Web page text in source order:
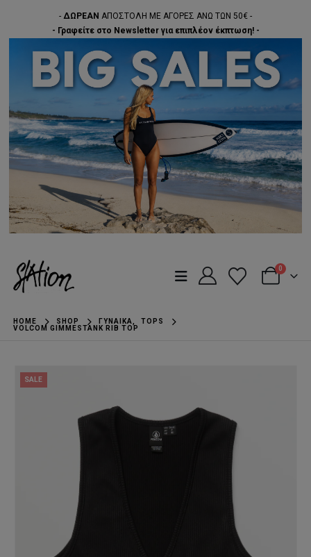
- ΔΩΡΕΑΝ ΑΠΟΣΤΟΛΗ ΜΕ ΑΓΟΡΕΣ ΑΝΩ ΤΩΝ 50€ -
- Γραφείτε στο Newsletter για επιπλέον έκπτωση! -
0
HOME SHOP ΓΥΝΑΊΚΑ,
TOPS
VOLCOM GIMMESTANK RIB TOP
SALE